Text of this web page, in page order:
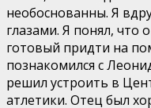
необоснованны. Я
глазами. Я понял, что
готовый придти на
познакомился с
решил устроить в
атлетики. Отец был